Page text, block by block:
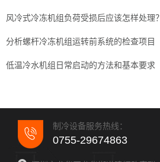
风冷式冷冻机组负荷受损后应该怎样处理？
分析螺杆冷冻机组运转前系统的检查项目
低温冷水机组日常启动的方法和基本要求
制冷设备服务热线：
0755-29674863